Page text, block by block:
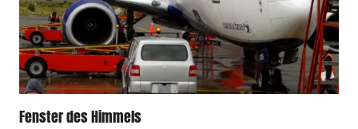
Fenster des Himmels